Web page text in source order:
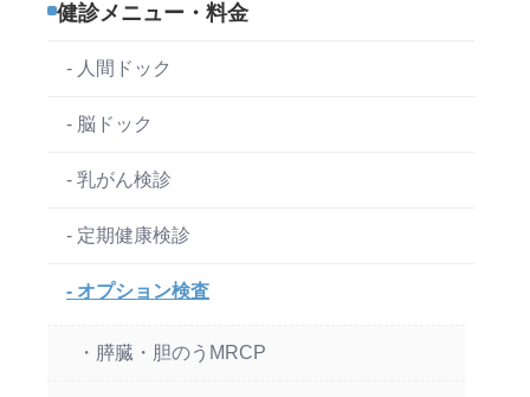
健診メニュー・料金
- 人間ドック
- 脳ドック
- 乳がん検診
- 定期健康検診
- オプション検査
・膵臓・胆のうMRCP